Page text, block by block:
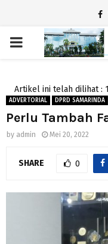
PRIMARY
Artikel ini telah dilihat :
ADVERTORIAL DPRD SAMARINDA
Perlu Tambah
by admin Mei 20, 2022
SHARE 0